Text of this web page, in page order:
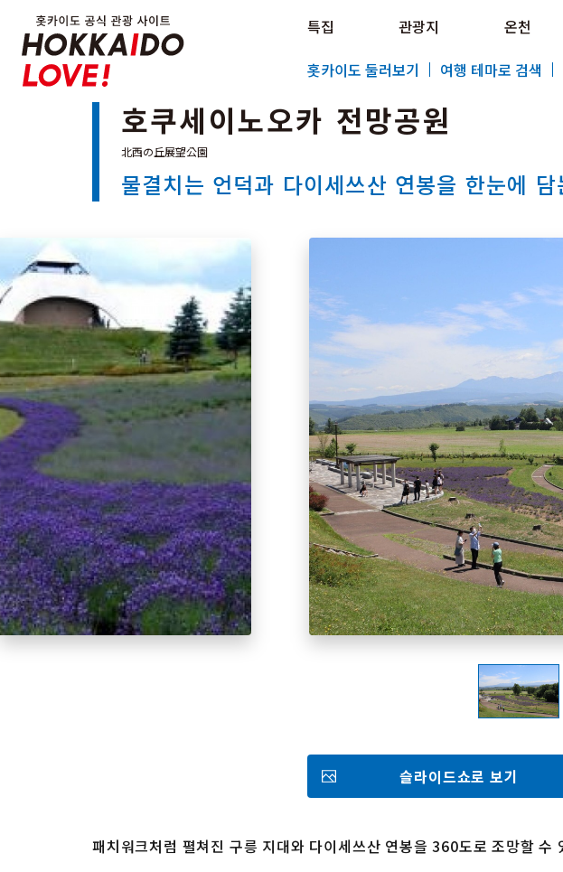
Hokkaido Official Tourism Site
Hokkaido Official Tourism Site HOKKAIDO LOVE!
특집 관광지 온천
홋카이도 둘러보기
여행 테마로 검색
호쿠세이노오카 전망공원
물결치는 언덕과 다이세쓰산 연봉을 한눈에
패치워크처럼 펼쳐진 구릉 지대와 다이세쓰산 연봉을 360도로 조망할 수
슬라이드쇼로 보기